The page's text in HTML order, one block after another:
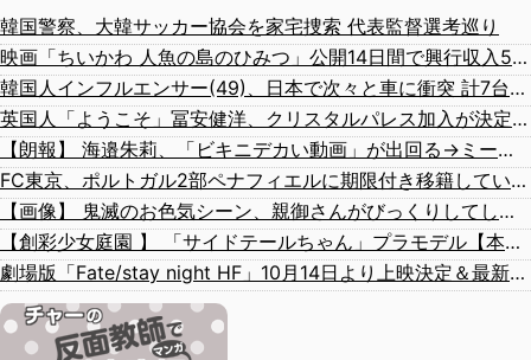
韓国警察、大韓サッカー協会を家宅捜索 代表監督選考巡り
映画「ちいかわ 人魚の島のひみつ」公開14日間で興行収入50億円突破 最終興収102.8億円の「シン・エヴァ」に並ぶペース
韓国人インフルエンサー(49)、日本で次々と車に衝突 計7台巻き込み 八王子
英国人「ようこそ」冨安健洋、クリスタルパレス加入が決定的に！メディカル検査をパス！現地サポが歓迎！アーセナルファンも祝福！【海外の反応】
【朗報】 海邉朱莉、「ビキニデカい動画」が出回る→ミーグリが売れるｗｗｗｗｗｗ
FC東京、ポルトガル2部ペナフィエルに期限付き移籍していたMF安斎颯馬の復帰を発表 「自分にできることを精一杯頑張ります」
【画像】 鬼滅のお色気シーン、親御さんがびっくりしてしまう
【創彩少女庭園 】 「サイドテールちゃん」プラモデル【本日11時予約開始】
劇場版「Fate/stay night HF」10月14日より上映決定＆最新キービジュアル公開！ワカメがライバルっぽくて格好いいぞ―！